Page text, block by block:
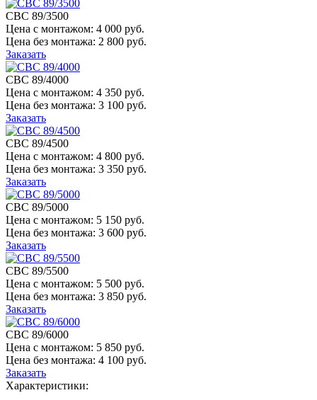
СВС 89/3500
Цена с монтажом: 4 000 руб.
Цена без монтажа: 2 800 руб.
Заказать
СВС 89/4000
Цена с монтажом: 4 350 руб.
Цена без монтажа: 3 100 руб.
Заказать
СВС 89/4500
Цена с монтажом: 4 800 руб.
Цена без монтажа: 3 350 руб.
Заказать
СВС 89/5000
Цена с монтажом: 5 150 руб.
Цена без монтажа: 3 600 руб.
Заказать
СВС 89/5500
Цена с монтажом: 5 500 руб.
Цена без монтажа: 3 850 руб.
Заказать
СВС 89/6000
Цена с монтажом: 5 850 руб.
Цена без монтажа: 4 100 руб.
Заказать
Характеристики: